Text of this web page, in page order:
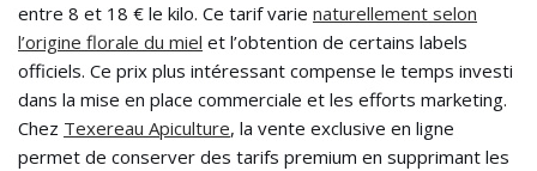
entre 8 et 18 € le kilo. Ce tarif varie naturellement selon
l’origine florale du miel et l’obtention de certains labels
officiels. Ce prix plus intéressant compense le temps investi
dans la mise en place commerciale et les efforts marketing.
Chez Texereau Apiculture, la vente exclusive en ligne
permet de conserver des tarifs premium en supprimant les